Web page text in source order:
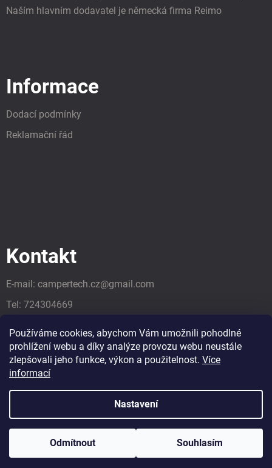
Používáme cookies, abychom Vám umožnili pohodlné
prohlížení webu a díky analýze provozu webu neustále
zlepšovali jeho funkce, výkon a použitelnost. Více
informací
Nastavení
Odmítnout Souhlasím
Naším hlavním dodavatel je německá firma Reimo
Informace
Dodací podmínky
Reklamační řád
Kontakt
E-mail: campertech.cz@gmail.com
Tel: 724304669